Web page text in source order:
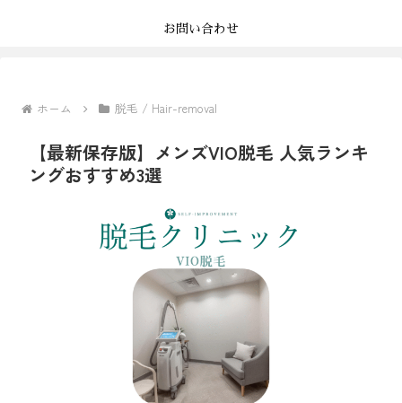
お問い合わせ
ホーム 脱毛 / Hair-removal
【最新保存版】メンズVIO脱毛 人気ランキ
ングおすすめ3選